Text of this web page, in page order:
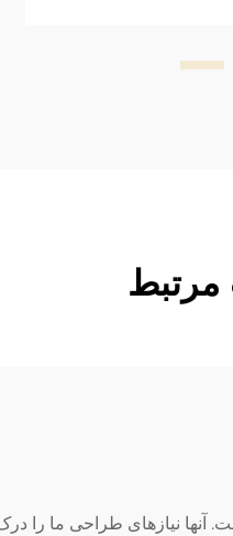
مرتبط
نیازهای طراحی ما را